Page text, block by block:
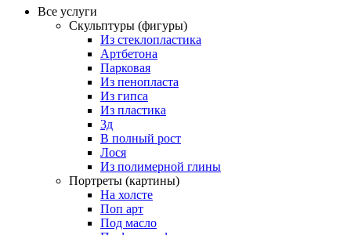
Все услуги
Скульптуры (фигуры)
Из стеклопластика
Артбетона
Парковая
Из пенопласта
Из гипса
Из пластика
3д
В полный рост
Лося
Из полимерной глины
Портреты (картины)
На холсте
Поп арт
Под масло